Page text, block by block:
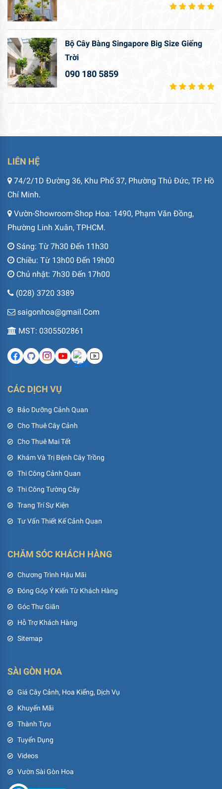
Bộ Cây Bàng Singapore Big Size Giếng
Trời
090 180 5859
LIÊN HỆ
74/2/1D Đường 36, Khu Phố 37, Phường Thủ Đức, TP. Hồ
Chí Minh.
Vườn-Showroom-Shop Hoa: 1490, Phạm Văn Đồng,
Phường Linh Xuân, TPHCM.
Sáng: Từ 7h30 Đến 11h30
Chiều: Từ 13h00 Đến 19h00
Chủ nhật: 7h30 Đến 17h00
(028) 3720 3389
saigonhoa@gmail.Com
MST: 0305502861
CÁC DỊCH VỤ
Bảo Dưỡng Cảnh Quan
Cho Thuê Cây Cảnh
Cho Thuê Mai Tết
Khám Và Trị Bệnh Cây Trồng
Thi Công Cảnh Quan
Thi Công Tường Cây
Trang Trí Sự Kiện
Tư Vấn Thiết Kế Cảnh Quan
CHĂM SÓC KHÁCH HÀNG
Chương Trình Hậu Mãi
Đóng Góp Ý Kiến Từ Khách Hàng
Góc Thư Giãn
Hỗ Trợ Khách Hàng
Sitemap
SÀI GÒN HOA
Giá Cây Cảnh, Hoa Kiểng, Dịch Vụ
Khuyến Mãi
Thành Tựu
Tuyển Dụng
Videos
Vườn Sài Gòn Hoa